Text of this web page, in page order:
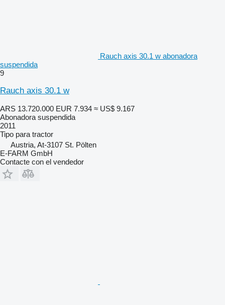
Rauch axis 30.1 w abonadora
suspendida
9
Rauch axis 30.1 w
ARS 13.720.000 EUR 7.934 ≈ US$ 9.167
Abonadora suspendida
2011
Tipo para tractor
Austria, At-3107 St. Pölten
E-FARM GmbH
Contacte con el vendedor